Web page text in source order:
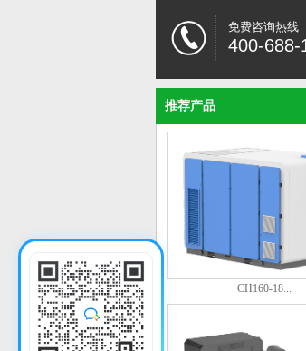
免费咨询热线
400-688-
推荐产品
CH160-18...